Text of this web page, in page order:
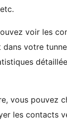
voir les
dans votre
vous pouvez
les contacts